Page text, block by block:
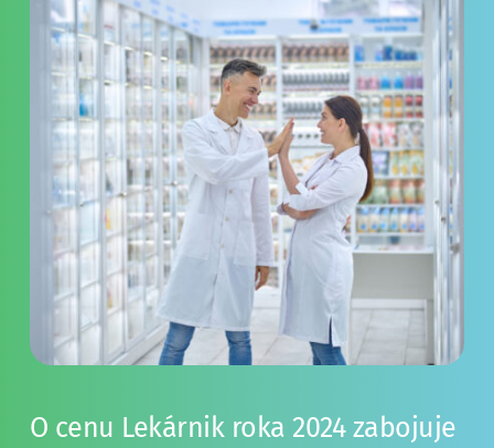
O cenu Lekárnik roka 2024 zabojuje